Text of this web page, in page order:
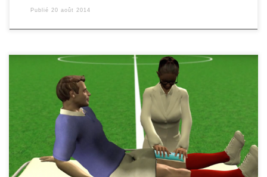
Publié 20 août 2014
Les blessures aux ischio-jambiers sont courantes dans les sports
qui requièrent vitesse, puissance et agilité. Au football, elles
interviennent lors des phases de courses ou d’accélération.